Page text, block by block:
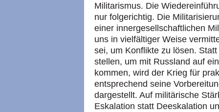
Militarismus. Die
nur folgerichtig. Die
einer innergesellschaftlichen
uns in vielfältiger Weise
sei, um Konflikte zu lösen.
stellen, um mit Russland auf
kommen, wird der Krieg für
entsprechend seine
dargestellt. Auf militärische
Eskalation statt Deeskalation